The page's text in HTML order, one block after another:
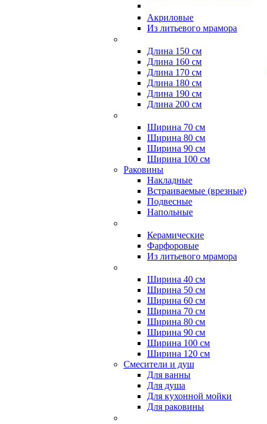
Акриловые
Из литьевого мрамора
Длина 150 см
Длина 160 см
Длина 170 см
Длина 180 см
Длина 190 см
Длина 200 см
Ширина 70 см
Ширина 80 см
Ширина 90 см
Ширина 100 см
Раковины
Накладные
Встраиваемые (врезные)
Подвесные
Напольные
Керамические
Фарфоровые
Из литьевого мрамора
Ширина 40 см
Ширина 50 см
Ширина 60 см
Ширина 70 см
Ширина 80 см
Ширина 90 см
Ширина 100 см
Ширина 120 см
Смесители и душ
Для ванны
Для душа
Для кухонной мойки
Для раковины